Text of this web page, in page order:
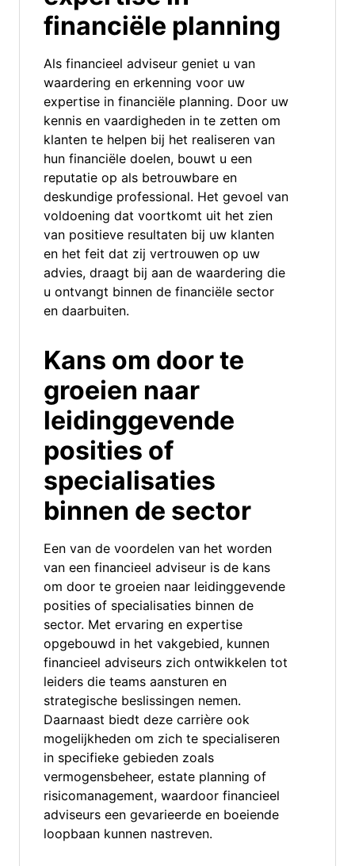
financiële planning
Als financieel adviseur geniet u van
waardering en erkenning voor uw
expertise in financiële planning. Door uw
kennis en vaardigheden in te zetten om
klanten te helpen bij het realiseren van
hun financiële doelen, bouwt u een
reputatie op als betrouwbare en
deskundige professional. Het gevoel van
voldoening dat voortkomt uit het zien
van positieve resultaten bij uw klanten
en het feit dat zij vertrouwen op uw
advies, draagt bij aan de waardering die
u ontvangt binnen de financiële sector
en daarbuiten.
Kans om door te
groeien naar
leidinggevende
posities of
specialisaties
binnen de sector
Een van de voordelen van het worden
van een financieel adviseur is de kans
om door te groeien naar leidinggevende
posities of specialisaties binnen de
sector. Met ervaring en expertise
opgebouwd in het vakgebied, kunnen
financieel adviseurs zich ontwikkelen tot
leiders die teams aansturen en
strategische beslissingen nemen.
Daarnaast biedt deze carrière ook
mogelijkheden om zich te specialiseren
in specifieke gebieden zoals
vermogensbeheer, estate planning of
risicomanagement, waardoor financieel
adviseurs een gevarieerde en boeiende
loopbaan kunnen nastreven.